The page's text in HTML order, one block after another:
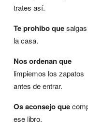
trates así.
Te prohibo que
la casa.
Nos ordenan que
limpiemos los zapatos
antes de entrar.
Os aconsejo que
ese libro.